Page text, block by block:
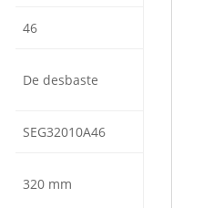
46
De desbaste
SEG32010A46
320 mm